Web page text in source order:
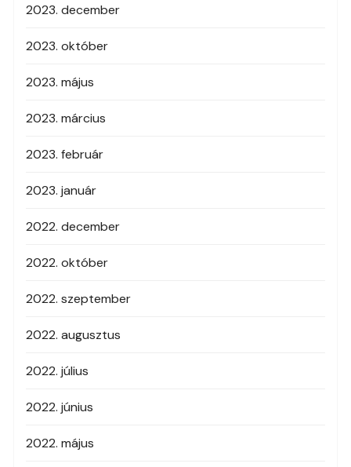
2023. december
2023. október
2023. május
2023. március
2023. február
2023. január
2022. december
2022. október
2022. szeptember
2022. augusztus
2022. július
2022. június
2022. május